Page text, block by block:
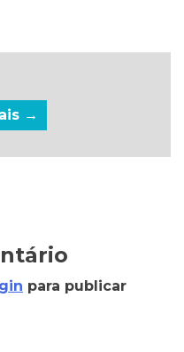
→
para publicar